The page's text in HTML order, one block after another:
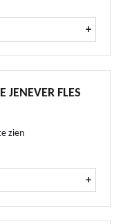
Bessen CLASSIC 20% 1
+
JENEVER FLES
zien
Jenever fles 1 ltr
+